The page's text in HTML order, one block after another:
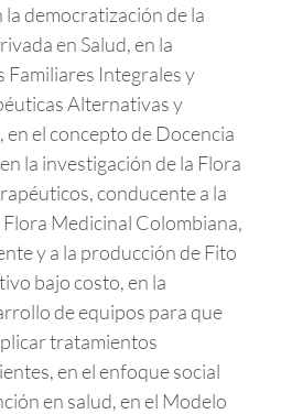
democratización de la
en Salud, en la
Integrales y
Alternativas y
en el concepto de Docencia
la investigación de la Flora
conducente a la
Medicinal Colombiana,
y a la producción de Fito
bajo costo, en la
de equipos para que
tratamientos
en el enfoque social
en salud, en el Modelo